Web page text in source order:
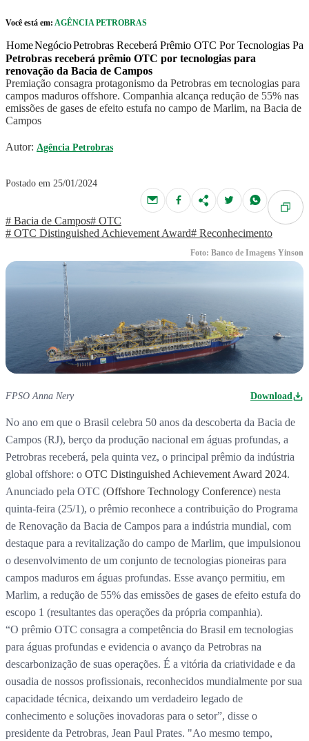
Você está em: AGÊNCIA PETROBRAS
HomeNegócioPetrobras Receberá Prêmio OTC Por Tecnologias
Petrobras receberá prêmio OTC por tecnologias para
renovação da Bacia de Campos
Premiação consagra protagonismo da Petrobras em tecnologias para
campos maduros offshore. Companhia alcança redução de 55% nas
emissões de gases de efeito estufa no campo de Marlim, na Bacia de
Campos
Autor: Agência Petrobras
Postado em 25/01/2024
# Bacia de Campos# OTC
# OTC Distinguished Achievement Award# Reconhecimento
Foto: Banco de Imagens Yinson
FPSO Anna Nery Download
No ano em que o Brasil celebra 50 anos da descoberta da Bacia de
Campos (RJ), berço da produção nacional em águas profundas, a
Petrobras receberá, pela quinta vez, o principal prêmio da indústria
global offshore: o OTC Distinguished Achievement Award 2024.
Anunciado pela OTC (Offshore Technology Conference) nesta
quinta-feira (25/1), o prêmio reconhece a contribuição do Programa
de Renovação da Bacia de Campos para a indústria mundial, com
destaque para a revitalização do campo de Marlim, que impulsionou
o desenvolvimento de um conjunto de tecnologias pioneiras para
campos maduros em águas profundas. Esse avanço permitiu, em
Marlim, a redução de 55% das emissões de gases de efeito estufa do
escopo 1 (resultantes das operações da própria companhia).
“O prêmio OTC consagra a competência do Brasil em tecnologias
para águas profundas e evidencia o avanço da Petrobras na
descarbonização de suas operações. É a vitória da criatividade e da
ousadia de nossos profissionais, reconhecidos mundialmente por sua
capacidade técnica, deixando um verdadeiro legado de
conhecimento e soluções inovadoras para o setor”, disse o
presidente da Petrobras, Jean Paul Prates. "Ao mesmo tempo,
caixa de cookies